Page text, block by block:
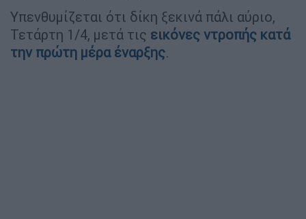
Υπενθυμίζεται ότι δίκη ξεκινά πάλι αύριο,
Τετάρτη 1/4, μετά τις εικόνες ντροπής κατά
την πρώτη μέρα έναρξης.